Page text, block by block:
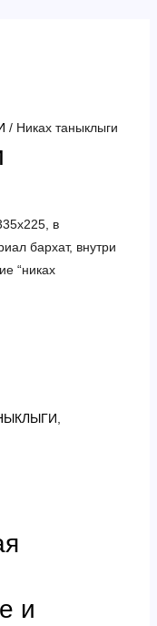
/ Никах таныклыги
в
бархат, внутри
“никах
и